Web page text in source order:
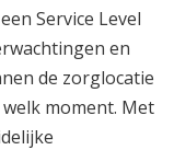
Service Level
en
de zorglocatie
moment.​ Met